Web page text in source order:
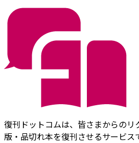
復刊ドットコムは、皆さまからのリ
版・品切れ本を復刊させるサービス